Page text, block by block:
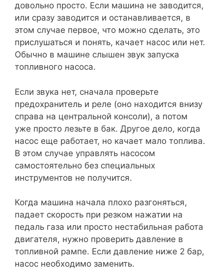
довольно просто. Если машина не заводится,
или сразу заводится и останавливается, в
этом случае первое, что можно сделать, это
прислушаться и понять, качает насос или нет.
Обычно в машине слышен звук запуска
топливного насоса.
Если звука нет, сначала проверьте
предохранитель и реле (оно находится внизу
справа на центральной консоли), а потом
уже просто лезьте в бак. Другое дело, когда
насос еще работает, но качает мало топлива.
В этом случае управлять насосом
самостоятельно без специальных
инструментов не получится.
Когда машина начала плохо разгоняться,
падает скорость при резком нажатии на
педаль газа или просто нестабильная работа
двигателя, нужно проверить давление в
топливной рампе. Если давление ниже 2 бар,
насос необходимо заменить.